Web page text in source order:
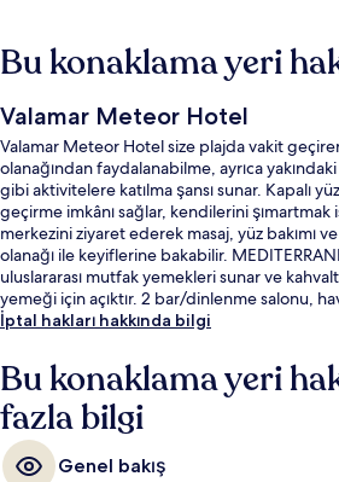
Bu konaklama yeri
Valamar Meteor Hotel
Valamar Meteor Hotel size plajda vakit
olanağından faydalanabilme, ayrıca yakındaki
gibi aktivitelere katılma şansı sunar. Kapalı
geçirme imkânı sağlar, kendilerini
merkezini ziyaret ederek masaj, yüz bakımı
olanağı ile keyiflerine bakabilir.
uluslararası mutfak yemekleri sunar ve
yemeği için açıktır. 2 bar/dinlenme salonu,
salonu diğer öne çıkan özellikler arasındadır.
İptal hakları hakkında bilgi
Bu konaklama yeri
fazla bilgi
Genel bakış